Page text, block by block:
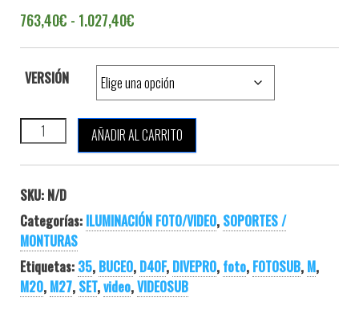
763,40€ - 1.027,40€
VERSIÓN
DIVEPRO M SERIES + Z18B SET cantidad
AÑADIR AL CARRITO
SKU: N/D
Categorías: ILUMINACIÓN FOTO/VIDEO, SOPORTES /
MONTURAS
Etiquetas: 35, BUCEO, D40F, DIVEPRO, foto, FOTOSUB, M,
M20, M27, SET,video,VIDEOSUB